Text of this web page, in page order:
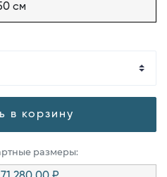
см
в корзину
размеры: